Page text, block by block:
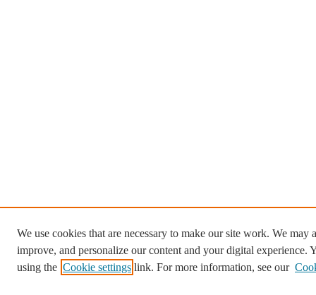
We use cookies that are necessary to make our site work. We may
improve, and personalize our content and your digital experience.
using the Cookie settings link. For more information, see our